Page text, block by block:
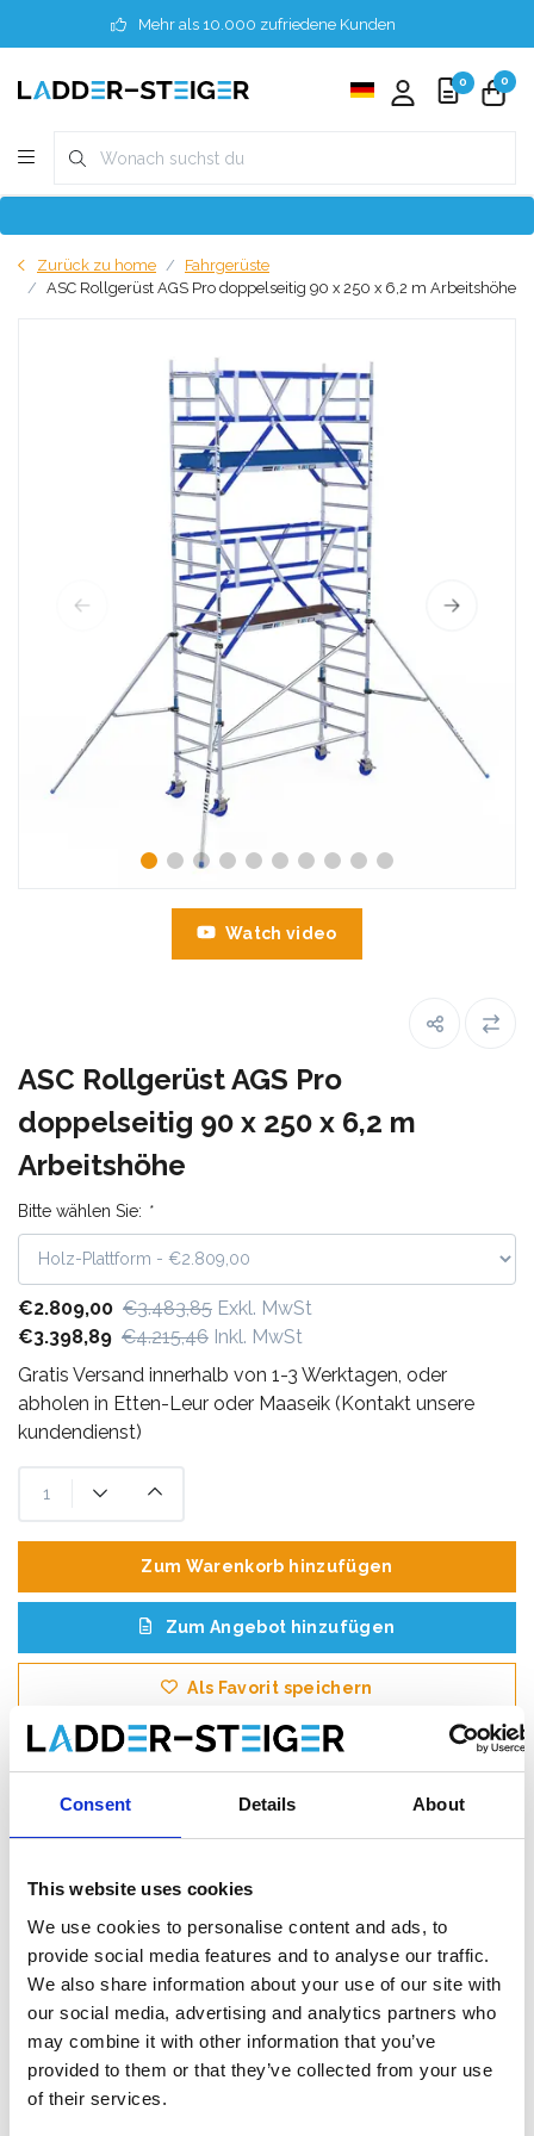
Consent Details About
This website uses cookies
We use cookies to personalise content and ads, to
provide social media features and to analyse our traffic.
We also share information about your use of our site with
our social media, advertising and analytics partners who
may combine it with other information that you’ve
provided to them or that they’ve collected from your use
of their services.
Mehr als 10.000 zufriedene Kunden
0 0
Zurück zu home
Fahrgerüste
ASC Rollgerüst AGS Pro doppelseitig 90 x 250 x 6,2 m Arbeitshöhe
Watch video
ASC Rollgerüst AGS Pro
doppelseitig 90 x 250 x 6,2 m
Arbeitshöhe
Bitte wählen Sie: *
€2.809,00 €3.483,85 Exkl. MwSt
€3.398,89 €4.215,46 Inkl. MwSt
Gratis Versand innerhalb von 1-3 Werktagen, oder
abholen in Etten-Leur oder Maaseik (Kontakt unsere
kundendienst)
Zum Warenkorb hinzufügen
Zum Angebot hinzufügen
Als Favorit speichern
Produktinformation Ähnliche Produkte
Beschreibung
DasASC AGS (Advantaged Guardrail System)
Rollgerüsterfüllt die neue Norm. Ab dem 1. Januar 2018 muss
beim Betreten der nächsten Plattform in einem Rollgerüst immer
ein Handlauf vorhanden sein. Bei diesem AGS-Rollgerüst ist vor
dem Aufsteigen immer ein Handlauf vorhanden.